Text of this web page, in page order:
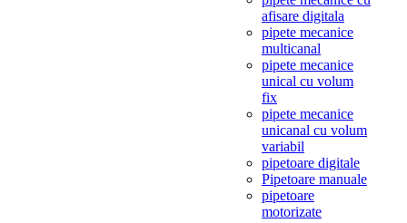
afisare digitala
pipete mecanice
multicanal
pipete mecanice
unical cu volum
fix
pipete mecanice
unicanal cu volum
variabil
pipetoare digitale
Pipetoare manuale
pipetoare
motorizate